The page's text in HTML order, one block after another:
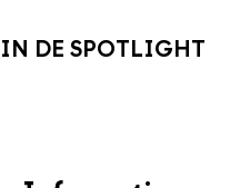
IN DE SPOTLIGHT